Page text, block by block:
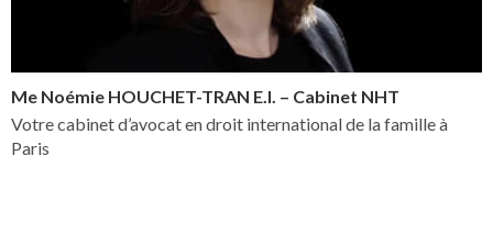
Me Noémie HOUCHET-TRAN E.I. – Cabinet NHT
Votre cabinet d’avocat en droit international de la famille à
Paris